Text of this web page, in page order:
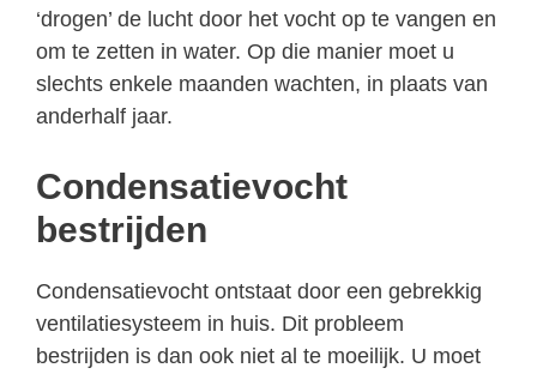
‘drogen’ de lucht door het vocht op te vangen en
om te zetten in water. Op die manier moet u
slechts enkele maanden wachten, in plaats van
anderhalf jaar.
Condensatievocht
bestrijden
Condensatievocht ontstaat door een gebrekkig
ventilatiesysteem in huis. Dit probleem
bestrijden is dan ook niet al te moeilijk. U moet